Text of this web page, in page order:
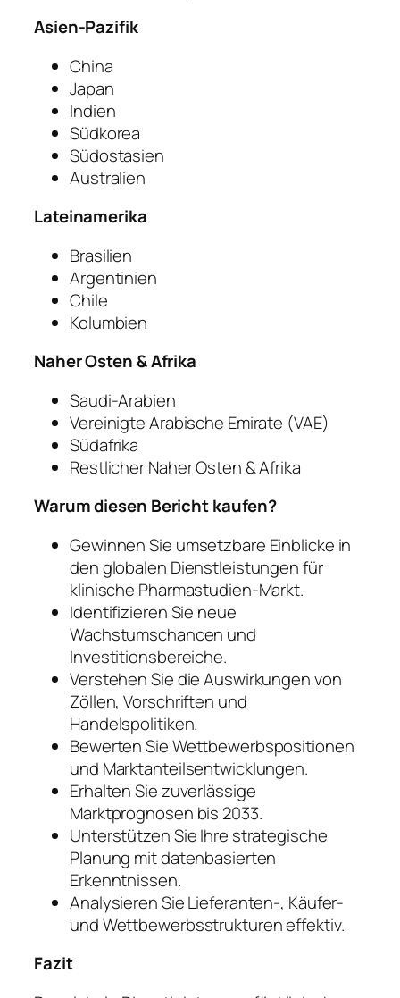
Asien-Pazifik
China
Japan
Indien
Südkorea
Südostasien
Australien
Lateinamerika
Brasilien
Argentinien
Chile
Kolumbien
Naher Osten & Afrika
Saudi-Arabien
Vereinigte Arabische Emirate (VAE)
Südafrika
Restlicher Naher Osten & Afrika
Warum diesen Bericht kaufen?
Gewinnen Sie umsetzbare Einblicke in
den globalen Dienstleistungen für
klinische Pharmastudien-Markt.
Identifizieren Sie neue
Wachstumschancen und
Investitionsbereiche.
Verstehen Sie die Auswirkungen von
Zöllen, Vorschriften und
Handelspolitiken.
Bewerten Sie Wettbewerbspositionen
und Marktanteilsentwicklungen.
Erhalten Sie zuverlässige
Marktprognosen bis 2033.
Unterstützen Sie Ihre strategische
Planung mit datenbasierten
Erkenntnissen.
Analysieren Sie Lieferanten-, Käufer-
und Wettbewerbsstrukturen effektiv.
Fazit